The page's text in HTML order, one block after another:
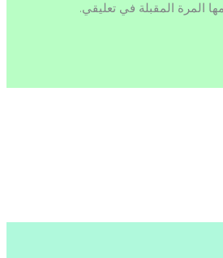
المرة المقبلة في تعليقي.